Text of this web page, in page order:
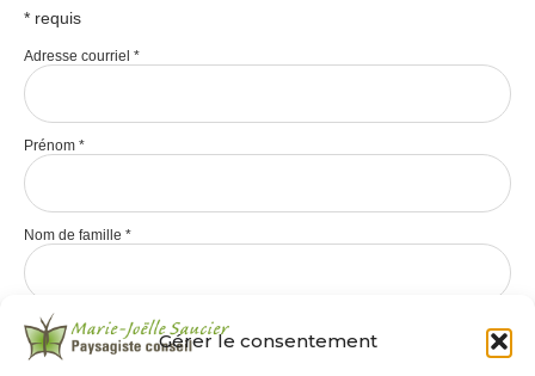
Gérer le consentement
* requis
Adresse courriel *
Prénom *
Nom de famille *